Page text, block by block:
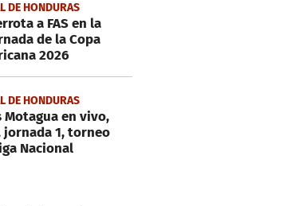
DE HONDURAS
a FAS en la
de la Copa
2026
DE HONDURAS
Motagua en vivo,
jornada 1, torneo
Nacional